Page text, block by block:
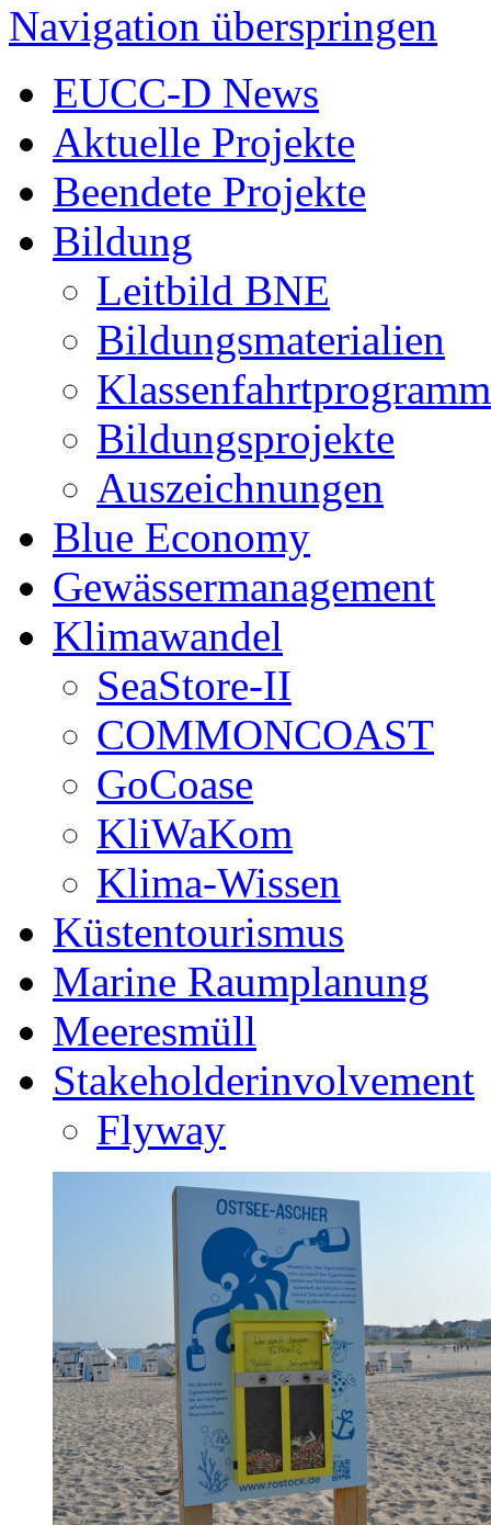
Navigation überspringen
EUCC-D News
Aktuelle Projekte
Beendete Projekte
Bildung
Leitbild BNE
Bildungsmaterialien
Klassenfahrtprogramm
Bildungsprojekte
Auszeichnungen
Blue Economy
Gewässermanagement
Klimawandel
SeaStore-II
COMMONCOAST
GoCoase
KliWaKom
Klima-Wissen
Küstentourismus
Marine Raumplanung
Meeresmüll
Stakeholderinvolvement
Flyway